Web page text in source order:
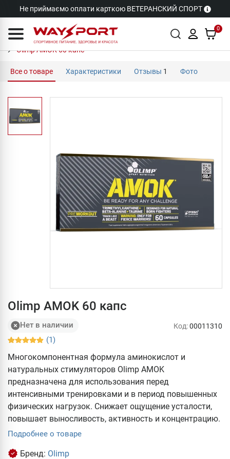
Не приймаємо оплати карткою ВЕТЕРАНСКИЙ СПОРТ
0
Olimp AMOK 60 капс
Все о товаре Характеристики Отзывы 1 Фото
Olimp AMOK 60 капс
Нет в наличии
(1)
Код:00011310
Многокомпонентная формула аминокислот и
натуральных стимуляторов Olimp AMOK
предназначена для использования перед
интенсивными тренировками и в период повышенных
физических нагрузок. Снижает ощущение усталости,
повышает выносливость, активность и концентрацию.
Подробнее о товаре
Бренд: Olimp